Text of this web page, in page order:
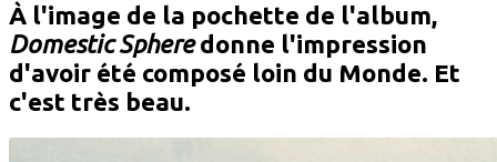
À l'image de la pochette de l'album,
Domestic Spheredonne l'impression
d'avoir été composé loin du Monde. Et
c'est très beau.